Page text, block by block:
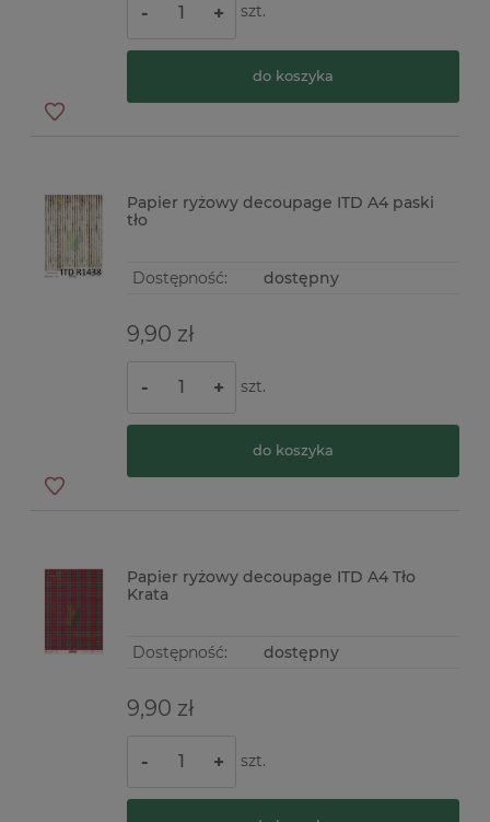
- + szt.
do koszyka
Papier ryżowy decoupage ITD A4 paski
tło
Dostępność: dostępny
9,90 zł
- + szt.
do koszyka
Papier ryżowy decoupage ITD A4 Tło
Krata
Dostępność: dostępny
9,90 zł
- + szt.